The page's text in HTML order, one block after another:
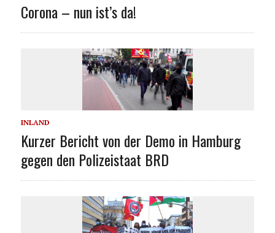
Corona – nun ist’s da!
INLAND
Kurzer Bericht von der Demo in Hamburg
gegen den Polizeistaat BRD